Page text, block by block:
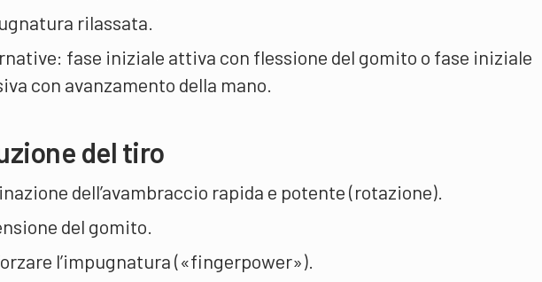
rilassata.
fase iniziale attiva con flessione del gomito o fase iniziale
con avanzamento della mano.
del tiro
dell’avambraccio rapida e potente (rotazione).
del gomito.
l’impugnatura («fingerpower»).